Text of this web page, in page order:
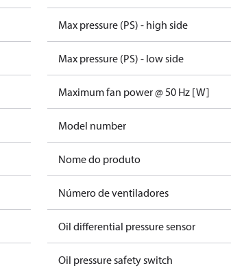
Max pressure (PS) - high side
Max pressure (PS) - low side
Maximum fan power @ 50 Hz [W]
Model number
Nome do produto
Número de ventiladores
Oil differential pressure sensor
Oil pressure safety switch